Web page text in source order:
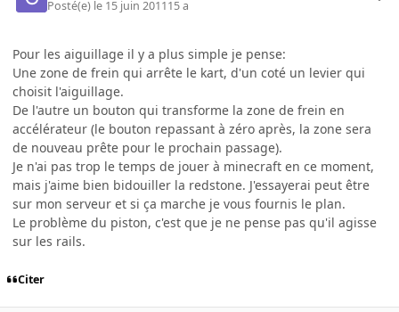
Posté(e) le 15 juin 201115 a
Pour les aiguillage il y a plus simple je pense:
Une zone de frein qui arrête le kart, d'un coté un levier qui
choisit l'aiguillage.
De l'autre un bouton qui transforme la zone de frein en
accélérateur (le bouton repassant à zéro après, la zone sera
de nouveau prête pour le prochain passage).
Je n'ai pas trop le temps de jouer à minecraft en ce moment,
mais j'aime bien bidouiller la redstone. J'essayerai peut être
sur mon serveur et si ça marche je vous fournis le plan.
Le problème du piston, c'est que je ne pense pas qu'il agisse
sur les rails.
Citer